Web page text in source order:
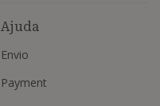
Ajuda
Envio
Payment